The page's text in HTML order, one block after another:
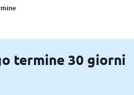
termine 30 giorni